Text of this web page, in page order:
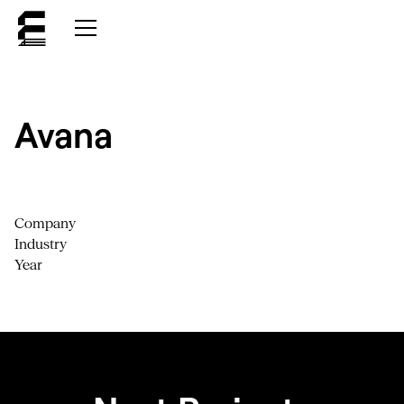
Avana
Company
Industry
Year